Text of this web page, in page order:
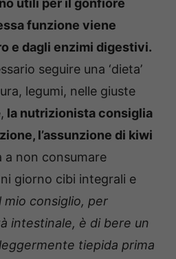
utili per il gonfiore
funzione viene
e dagli enzimi digestivi.
seguire una ‘dieta’
legumi, nelle giuste
la nutrizionista consiglia
l’assunzione di kiwi
a non consumare
giorno cibi integrali e
mio consiglio, per
intestinale, è di bere un
tiepida prima